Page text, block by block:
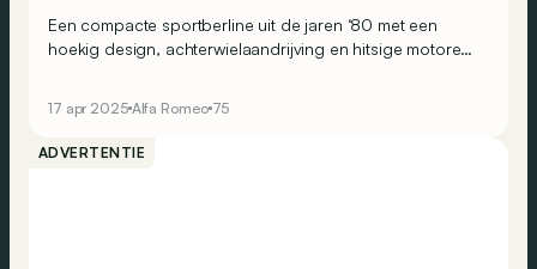
Een compacte sportberline uit de jaren ‘80 met een
hoekig design, achterwielaandrijving en hitsige motoren.
alternatief geworden…
17 apr 2025 Alfa Romeo 75
ADVERTENTIE